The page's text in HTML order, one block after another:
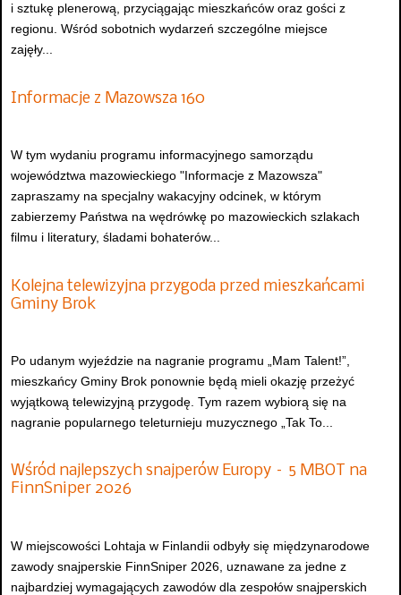
i sztukę plenerową, przyciągając mieszkańców oraz gości z
regionu. Wśród sobotnich wydarzeń szczególne miejsce
zajęły...
Informacje z Mazowsza 160
W tym wydaniu programu informacyjnego samorządu
województwa mazowieckiego "Informacje z Mazowsza"
zapraszamy na specjalny wakacyjny odcinek, w którym
zabierzemy Państwa na wędrówkę po mazowieckich szlakach
filmu i literatury, śladami bohaterów...
Kolejna telewizyjna przygoda przed mieszkańcami
Gminy Brok
Po udanym wyjeździe na nagranie programu „Mam Talent!”,
mieszkańcy Gminy Brok ponownie będą mieli okazję przeżyć
wyjątkową telewizyjną przygodę. Tym razem wybiorą się na
nagranie popularnego teleturnieju muzycznego „Tak To...
Wśród najlepszych snajperów Europy – 5 MBOT na
FinnSniper 2026
W miejscowości Lohtaja w Finlandii odbyły się międzynarodowe
zawody snajperskie FinnSniper 2026, uznawane za jedne z
najbardziej wymagających zawodów dla zespołów snajperskich